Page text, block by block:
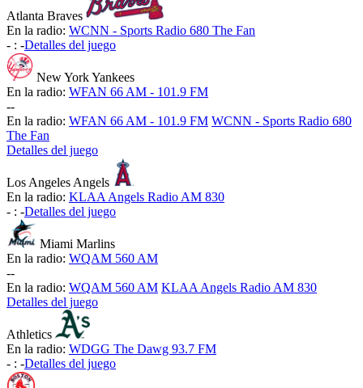
Atlanta Braves
En la radio: WCNN - Sports Radio 680 The Fan
- : -Detalles del juego
New York Yankees
En la radio: WFAN 66 AM - 101.9 FM
--
En la radio: WFAN 66 AM - 101.9 FM WCNN - Sports Radio 680
The Fan
Detalles del juego
Los Angeles Angels
En la radio: KLAA Angels Radio AM 830
- : -Detalles del juego
Miami Marlins
En la radio: WQAM 560 AM
--
En la radio: WQAM 560 AM KLAA Angels Radio AM 830
Detalles del juego
Athletics
En la radio: WDGG The Dawg 93.7 FM
- : -Detalles del juego